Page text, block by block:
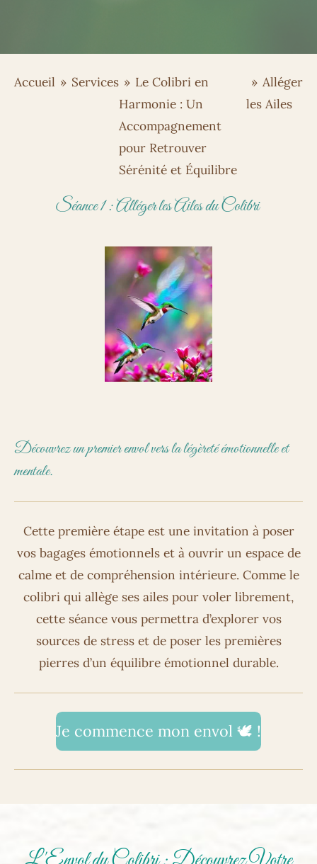
Accueil » Services » Le Colibri en
Harmonie : Un
Accompagnement
pour Retrouver
Sérénité et Équilibre
» Alléger
les Ailes
Séance 1 : Alléger les Ailes du Colibri
Découvrez un premier envol vers la légèreté émotionnelle et
mentale.
Cette première étape est une invitation à poser
vos bagages émotionnels et à ouvrir un espace de
calme et de compréhension intérieure. Comme le
colibri qui allège ses ailes pour voler librement,
cette séance vous permettra d’explorer vos
sources de stress et de poser les premières
pierres d’un équilibre émotionnel durable.
Je commence mon envol 🕊️ !